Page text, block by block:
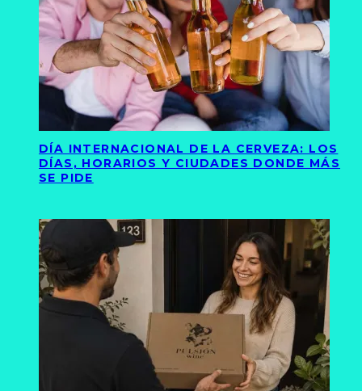
DÍA INTERNACIONAL DE LA CERVEZA: LOS
DÍAS, HORARIOS Y CIUDADES DONDE MÁS
SE PIDE